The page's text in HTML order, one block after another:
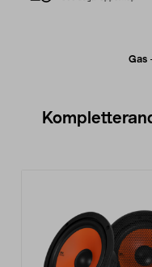
Gas